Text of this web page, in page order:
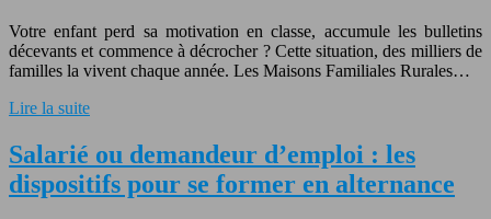
Votre enfant perd sa motivation en classe, accumule les bulletins
décevants et commence à décrocher ? Cette situation, des milliers de
familles la vivent chaque année. Les Maisons Familiales Rurales…
Lire la suite
Salarié ou demandeur d’emploi : les
dispositifs pour se former en alternance